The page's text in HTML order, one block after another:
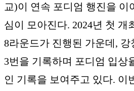
교)이 연속 포디엄 행진을 이
심이 모아진다. 2024년 첫 개
8라운드가 진행된 가운데, 강
3번을 기록하며 포디엄 입상
인 기록을 보여주고 있다. 이